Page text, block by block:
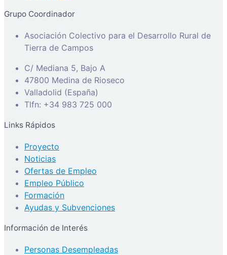
Grupo Coordinador
Asociación Colectivo para el Desarrollo Rural de
Tierra de Campos
C/ Mediana 5, Bajo A
47800 Medina de Rioseco
Valladolid (España)
Tlfn: +34 983 725 000
Links Rápidos
Proyecto
Noticias
Ofertas de Empleo
Empleo Público
Formación
Ayudas y Subvenciones
Información de Interés
Personas Desempleadas